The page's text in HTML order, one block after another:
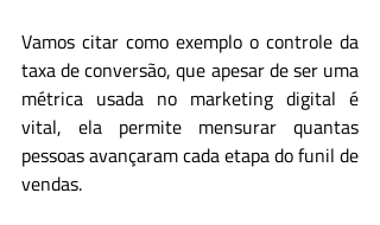
Vamos citar como exemplo o controle da
taxa de conversão, que apesar de ser uma
métrica usada no marketing digital é
vital, ela permite mensurar quantas
pessoas avançaram cada etapa do funil de
vendas.